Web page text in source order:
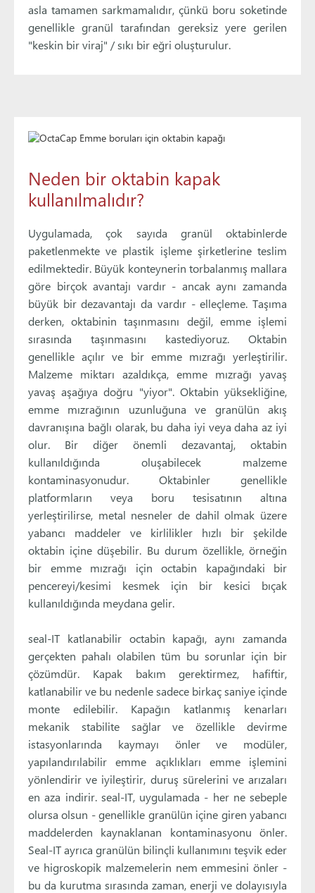
asla tamamen sarkmamalıdır, çünkü boru soketinde
genellikle granül tarafından gereksiz yere gerilen
"keskin bir viraj" / sıkı bir eğri oluşturulur.
Neden bir oktabin kapak
kullanılmalıdır?
Uygulamada, çok sayıda granül oktabinlerde
paketlenmekte ve plastik işleme şirketlerine teslim
edilmektedir. Büyük konteynerin torbalanmış mallara
göre birçok avantajı vardır - ancak aynı zamanda
büyük bir dezavantajı da vardır - elleçleme. Taşıma
derken, oktabinin taşınmasını değil, emme işlemi
sırasında taşınmasını kastediyoruz. Oktabin
genellikle açılır ve bir emme mızrağı yerleştirilir.
Malzeme miktarı azaldıkça, emme mızrağı yavaş
yavaş aşağıya doğru "yiyor". Oktabin yüksekliğine,
emme mızrağının uzunluğuna ve granülün akış
davranışına bağlı olarak, bu daha iyi veya daha az iyi
olur. Bir diğer önemli dezavantaj, oktabin
kullanıldığında oluşabilecek malzeme
kontaminasyonudur. Oktabinler genellikle
platformların veya boru tesisatının altına
yerleştirilirse, metal nesneler de dahil olmak üzere
yabancı maddeler ve kirlilikler hızlı bir şekilde
oktabin içine düşebilir. Bu durum özellikle, örneğin
bir emme mızrağı için octabin kapağındaki bir
pencereyi/kesimi kesmek için bir kesici bıçak
kullanıldığında meydana gelir.
seal-IT katlanabilir octabin kapağı, aynı zamanda
gerçekten pahalı olabilen tüm bu sorunlar için bir
çözümdür. Kapak bakım gerektirmez, hafiftir,
katlanabilir ve bu nedenle sadece birkaç saniye içinde
monte edilebilir. Kapağın katlanmış kenarları
mekanik stabilite sağlar ve özellikle devirme
istasyonlarında kaymayı önler ve modüler,
yapılandırılabilir emme açıklıkları emme işlemini
yönlendirir ve iyileştirir, duruş sürelerini ve arızaları
en aza indirir. seal-IT, uygulamada - her ne sebeple
olursa olsun - genellikle granülün içine giren yabancı
maddelerden kaynaklanan kontaminasyonu önler.
Seal-IT ayrıca granülün bilinçli kullanımını teşvik eder
ve higroskopik malzemelerin nem emmesini önler -
bu da kurutma sırasında zaman, enerji ve dolayısıyla